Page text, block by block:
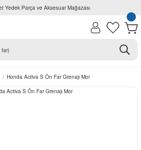
Yedek Parça ve Aksesuar Mağazası
Honda Activa S Ön Far Grenajı Mor